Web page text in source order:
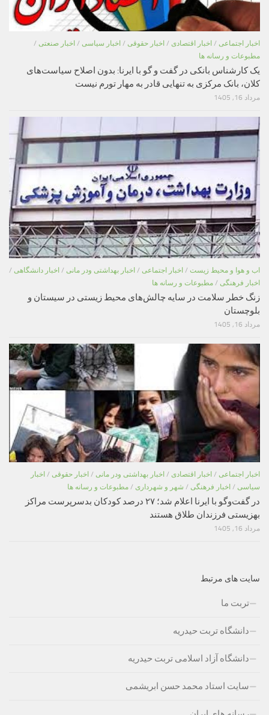
اخبار اجتماعی / اخبار اقتصادی / اخبار حقوقی / اخبار سیاسی / اخبار صنعتی /
مطبوعات و رسانه ها
یک کارشناس بانکی در گفت و گو با ایرنا: بدون اصلاح سیاست‌های
کلان، بانک مرکزی به تنهایی قادر به مهار تورم نیست
مرداد 16, 1405
اب و هوا و محیط زیست / اخبار اجتماعی / اخبار بهداشتی ودر مانی / اخبار دانشگاهی /
اخبار فرهنگی / مطبوعات و رسانه ها
زنگ خطر سلامت در سایه چالش‌های محیط زیستی در سیستان و
بلوچستان
مرداد 16, 1405
اخبار اجتماعی / اخبار اقتصادی / اخبار بهداشتی ودر مانی / اخبار حقوقی / اخبار
سیاسی / اخبار فرهنگی / شهر و شهرداری / مطبوعات و رسانه ها
در گفت‌وگو با ایرنا اعلام شد؛ ۲۷ درصد کودکان بدسرپرست مراکز
بهزیستی فرزندان طلاق هستند
مرداد 16, 1405
سایت های مرتبط
تربت ما
دانشگاه تربت حیدریه
دانشگاه آزاد اسلامی تربت حیدریه
سایت استاد محمد حسن ابریشمی